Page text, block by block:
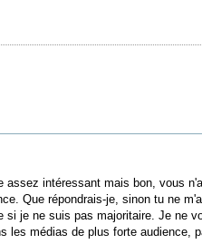
intéressant mais bon, vous
Que répondrais-je, sinon tu ne
je ne suis pas majoritaire. Je ne
médias de plus forte audience,